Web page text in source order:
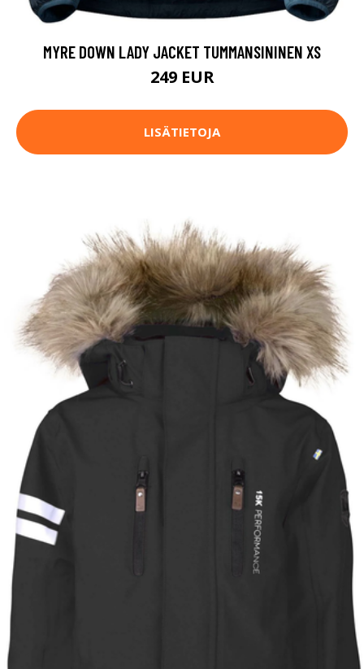
MYRE DOWN LADY JACKET TUMMANSININEN XS
249 EUR
LISÄTIETOJA